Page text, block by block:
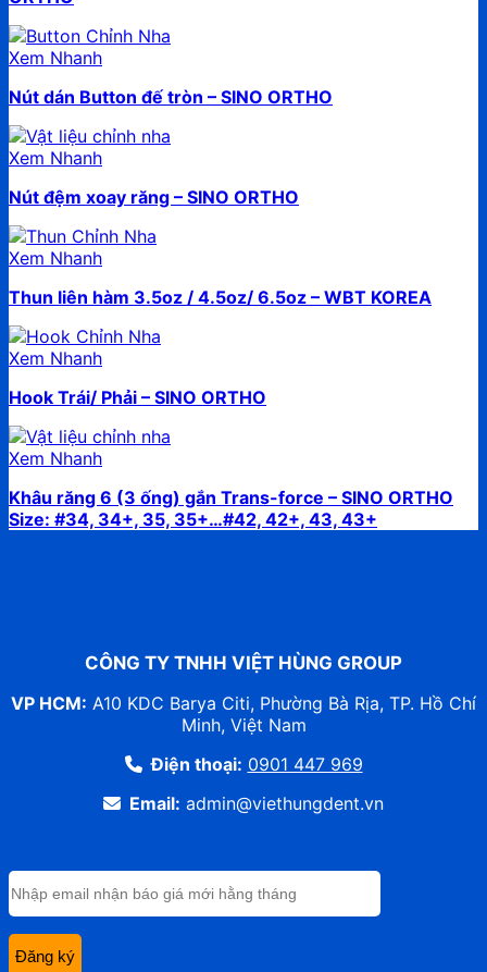
Xem Nhanh
Nút dán Button đế tròn – SINO ORTHO
Xem Nhanh
Nút đệm xoay răng – SINO ORTHO
Xem Nhanh
Thun liên hàm 3.5oz / 4.5oz/ 6.5oz – WBT KOREA
Xem Nhanh
Hook Trái/ Phải – SINO ORTHO
Xem Nhanh
Khâu răng 6 (3 ống) gắn Trans-force – SINO ORTHO
Size: #34, 34+, 35, 35+…#42, 42+, 43, 43+
CÔNG TY TNHH VIỆT HÙNG GROUP
VP HCM: A10 KDC Barya Citi, Phường Bà Rịa, TP. Hồ Chí
Minh, Việt Nam
Điện thoại: 0901 447 969
Email: admin@viethungdent.vn